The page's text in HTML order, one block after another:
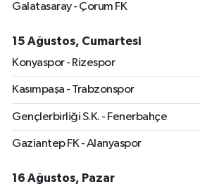
Galatasaray - Çorum FK
15 Ağustos, Cumartesi
Konyaspor - Rizespor
Kasımpaşa - Trabzonspor
Gençlerbirliği S.K. - Fenerbahçe
Gaziantep FK - Alanyaspor
16 Ağustos, Pazar